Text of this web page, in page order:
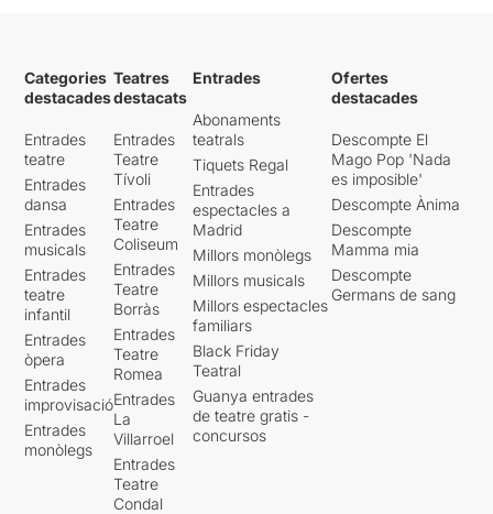
Categories
destacades
Entrades
teatre
Entrades
dansa
Entrades
musicals
Entrades
teatre
infantil
Entrades
òpera
Entrades
improvisació
Entrades
monòlegs
Teatres
destacats
Entrades
Teatre
Tívoli
Entrades
Teatre
Coliseum
Entrades
Teatre
Borràs
Entrades
Teatre
Romea
Entrades
La
Villarroel
Entrades
Teatre
Condal
Entrades
Abonaments
teatrals
Tiquets Regal
Entrades
espectacles a
Madrid
Millors monòlegs
Millors musicals
Millors espectacles
familiars
Black Friday
Teatral
Guanya entrades
de teatre gratis -
concursos
Ofertes
destacades
Descompte El
Mago Pop 'Nada
es imposible'
Descompte Ànima
Descompte
Mamma mia
Descompte
Germans de sang